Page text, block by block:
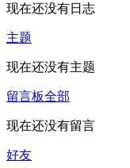
现在还没有日志
主题
现在还没有主题
留言板全部
现在还没有留言
好友